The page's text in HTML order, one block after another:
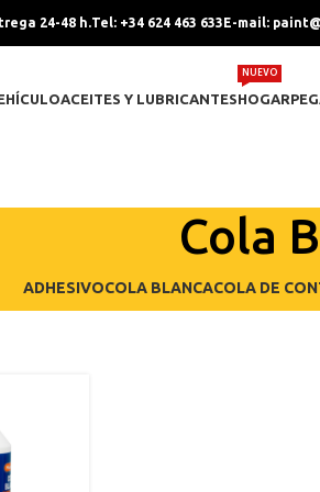
24-48 h.Tel: +34 624 463 633E-mail:
ACEITES Y LUBRICANTESHOGAR
NUEVO
Cola
ADHESIVOCOLA BLANCACOLA DE